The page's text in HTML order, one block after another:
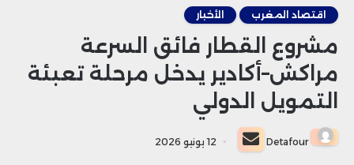
اقتصاد المغرب الأخبار
مشروع القطار فائق السرعة
مراكش–أكادير يدخل مرحلة تعبئة
التمويل الدولي
Detafour
أرسل
بريدا
12 يونيو 2026